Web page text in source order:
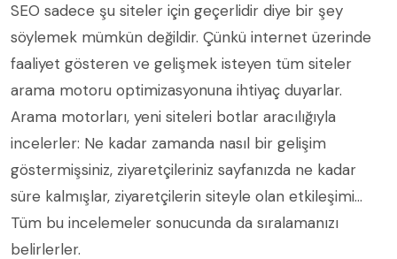
SEO sadece şu siteler için geçerlidir diye bir şey
söylemek mümkün değildir. Çünkü internet üzerinde
faaliyet gösteren ve gelişmek isteyen tüm siteler
arama motoru optimizasyonuna ihtiyaç duyarlar.
Arama motorları, yeni siteleri botlar aracılığıyla
incelerler: Ne kadar zamanda nasıl bir gelişim
göstermişsiniz, ziyaretçileriniz sayfanızda ne kadar
süre kalmışlar, ziyaretçilerin siteyle olan etkileşimi…
Tüm bu incelemeler sonucunda da sıralamanızı
belirlerler.